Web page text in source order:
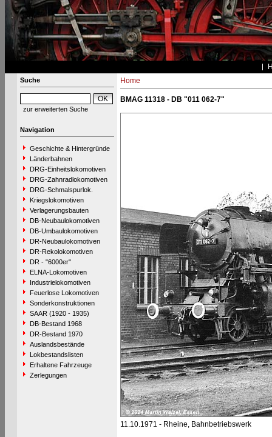
Suche
zur erweiterten Suche
Navigation
Geschichte & Hintergründe
Länderbahnen
DRG-Einheitslokomotiven
DRG-Zahnradlokomotiven
DRG-Schmalspurlok.
Kriegslokomotiven
Verlagerungsbauten
DB-Neubaulokomotiven
DB-Umbaulokomotiven
DR-Neubaulokomotiven
DR-Rekolokomotiven
DR - "6000er"
ELNA-Lokomotiven
Industrielokomotiven
Feuerlose Lokomotiven
Sonderkonstruktionen
SAAR (1920 - 1935)
DB-Bestand 1968
DR-Bestand 1970
Auslandsbestände
Lokbestandslisten
Erhaltene Fahrzeuge
Zerlegungen
Home
BMAG 11318 - DB "011 062-7"
11.10.1971 - Rheine, Bahnbetriebswerk